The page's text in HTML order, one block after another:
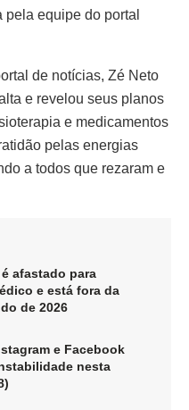
equipe do portal
de notícias, Zé Neto
e revelou seus planos
e medicamentos
pelas energias
a todos que rezaram e
afastado para
e está fora da
de 2026
e Facebook
nesta